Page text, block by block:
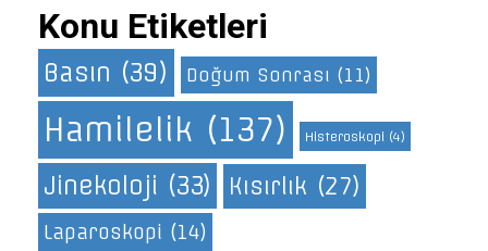
Konu Etiketleri
Basın (39) Doğum Sonrası (11)
Hamilelik (137) Histeroskopi (4)
Jinekoloji (33) Kısırlık (27)
Laparoskopi (14)